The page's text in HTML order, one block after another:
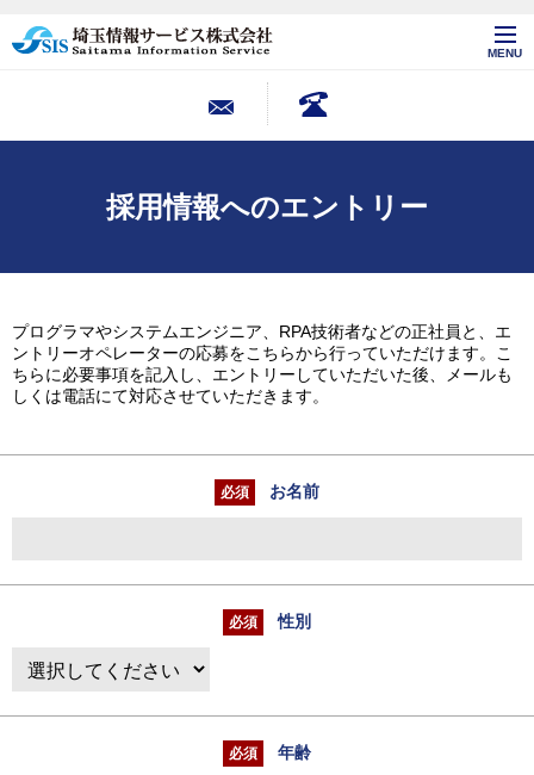
MENU
採用情報へのエントリー
プログラマやシステムエンジニア、RPA技術者などの正社員と、エ
ントリーオペレーターの応募をこちらから行っていただけます。こ
ちらに必要事項を記入し、エントリーしていただいた後、メールも
しくは電話にて対応させていただきます。
お名前
性別
年齢